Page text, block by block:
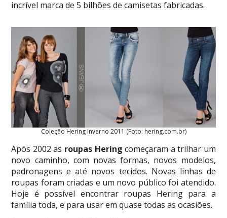
incrível marca de 5 bilhões de camisetas fabricadas.
Coleção Hering Inverno 2011 (Foto: hering.com.br)
Após 2002 as roupas Hering começaram a trilhar um
novo caminho, com novas formas, novos modelos,
padronagens e até novos tecidos. Novas linhas de
roupas foram criadas e um novo público foi atendido.
Hoje é possível encontrar roupas Hering para a
família toda, e para usar em quase todas as ocasiões.